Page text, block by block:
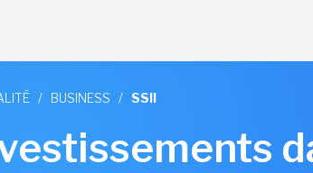
/ BUSINESS / SSII